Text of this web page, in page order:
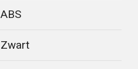
ABS
Zwart